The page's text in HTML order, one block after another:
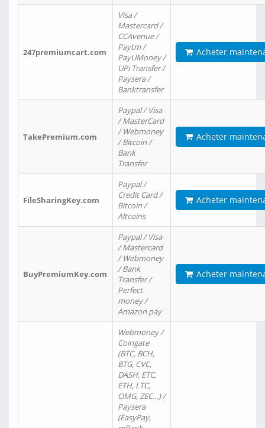
247premiumcart.com
Visa /
Mastercard /
CCAvenue /
Paytm /
PayUMoney /
UPi Transfer /
Paysera /
Banktransfer
Acheter
TakePremium.com
Paypal / Visa
/ MasterCard
/ Webmoney
/ Bitcoin /
Bank
Transfer
Acheter
FileSharingKey.com
Paypal /
Credit Card /
Bitcoin /
Altcoins
Acheter
BuyPremiumKey.com
Paypal / Visa
/ Mastercard
/ Webmoney
/ Bank
Transfer /
Perfect
money /
Amazon pay
Acheter
Webmoney /
Coingate
(BTC, BCH,
BTG, CVC,
DASH, ETC,
ETH, LTC,
OMG, ZEC…) /
Paysera
(EasyPay,